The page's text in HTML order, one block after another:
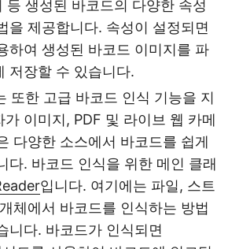
등 생성된 바코드의 다양한 속성
을 제공합니다. 속성이 설정되면
하여 생성된 바코드 이미지를 파
저장할 수 있습니다.
또한 고급 바코드 인식 기능을 지
가 이미지, PDF 및 라이브 웹 카메
다양한 소스에서 바코드를 쉽게
다. 바코드 인식을 위한 메인 클래
입니다. 여기에는 파일, 스트
체에서 바코드를 인식하는 방법
니다. 바코드가 인식되면